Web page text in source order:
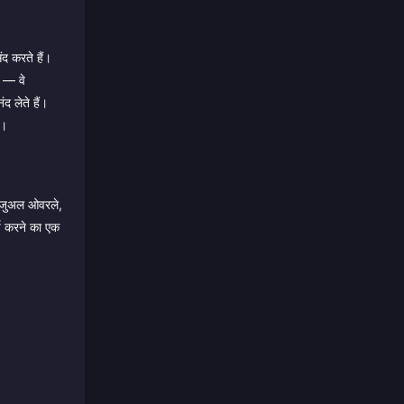
करते हैं।
— वे
लेते हैं।
ओवरले,
करने का एक